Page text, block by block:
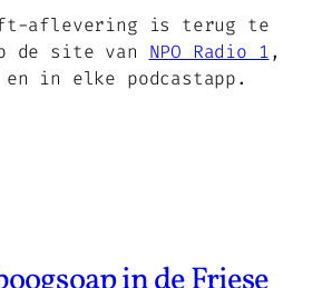
aflevering is terug te
de site van NPO Radio 1,
in elke podcastapp.